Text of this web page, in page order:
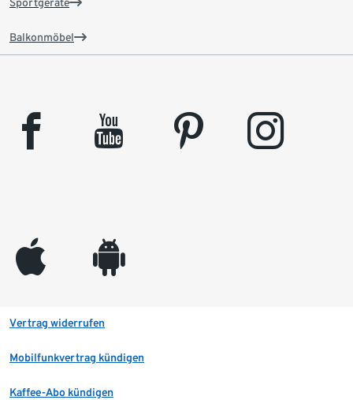
Sportgeräte
Balkonmöbel
facebook youtube pinterest instagram
appleinc android
Vertrag widerrufen
Mobilfunkvertrag kündigen
Kaffee-Abo kündigen